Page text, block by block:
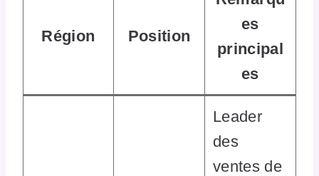
Région Position
es
principal
es
Leader
des
ventes de